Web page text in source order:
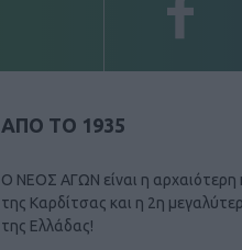
ΑΠΟ ΤΟ 1935
Ο ΝΕΟΣ ΑΓΩΝ είναι η αρχαιότερη
της Καρδίτσας και η 2η
της Ελλάδας!